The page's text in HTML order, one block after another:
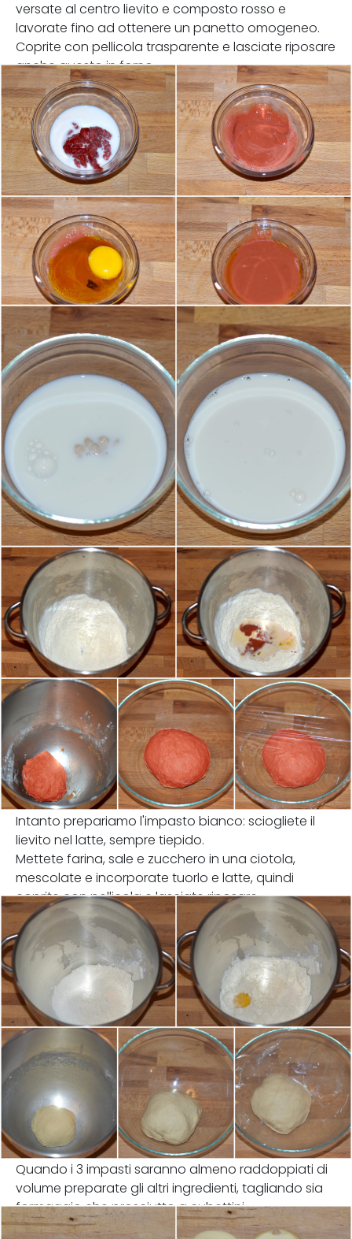
versate al centro lievito e composto rosso e
lavorate fino ad ottenere un panetto omogeneo.
Coprite con pellicola trasparente e lasciate riposare
anche questo in forno.
Intanto prepariamo l'impasto bianco: sciogliete il
lievito nel latte, sempre tiepido.
Mettete farina, sale e zucchero in una ciotola,
mescolate e incorporate tuorlo e latte, quindi
coprite con pellicola e lasciate riposare.
Quando i 3 impasti saranno almeno raddoppiati di
volume preparate gli altri ingredienti, tagliando sia
formaggio che prosciutto a cubettini.